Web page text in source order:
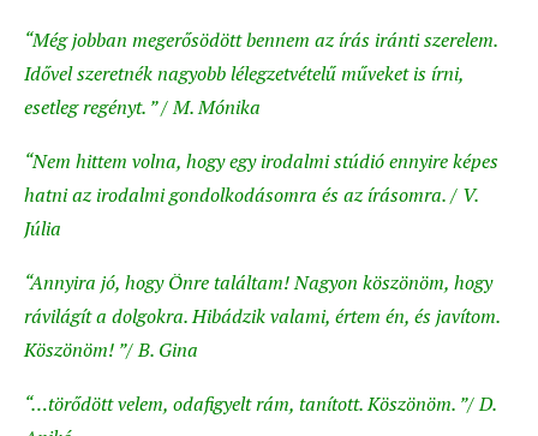
“Még jobban megerősödött bennem az írás iránti szerelem.
Idővel szeretnék nagyobb lélegzetvételű műveket is írni,
esetleg regényt. ” / M. Mónika
“Nem hittem volna, hogy egy irodalmi stúdió ennyire képes
hatni az irodalmi gondolkodásomra és az írásomra. / V.
Júlia
“Annyira jó, hogy Önre találtam! Nagyon köszönöm, hogy
rávilágít a dolgokra. Hibádzik valami, értem én, és javítom.
Köszönöm! ”/ B. Gina
“…törődött velem, odafigyelt rám, tanított. Köszönöm. ”/ D.